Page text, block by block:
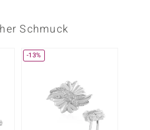
Schmuck
-13%